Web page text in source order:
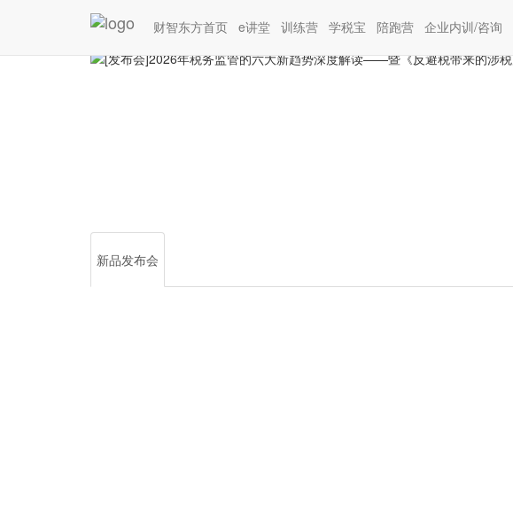
财智东方首页 e讲堂 训练营 学税宝 陪跑营(current)
企业内训/咨询
您目前的位置：
新品发布会